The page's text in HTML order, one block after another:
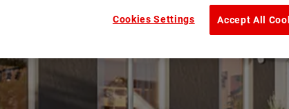
Accept All
Cookies Settings